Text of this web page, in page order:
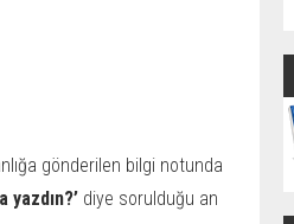
gönderilen bilgi notunda
yazdın?’ diye sorulduğu an